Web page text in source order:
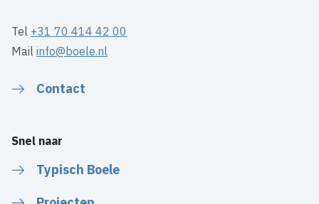
Tel +31 70 414 42 00
Mailinfo@boele.nl
Contact
Snel naar
Typisch Boele